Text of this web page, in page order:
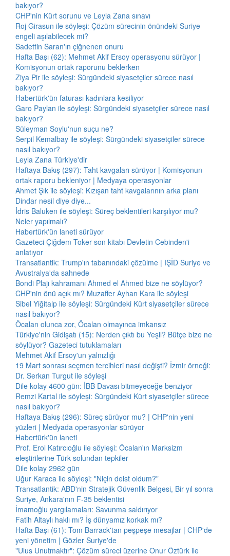
bakıyor?
CHP'nin Kürt sorunu ve Leyla Zana sınavı
Roj Girasun ile söyleşi: Çözüm sürecinin önündeki Suriye
engeli aşılabilecek mi?
Sadettin Saran'ın çiğnenen onuru
Hafta Başı (62): Mehmet Akif Ersoy operasyonu sürüyor |
Komisyonun ortak raporunu beklerken
Ziya Pir ile söyleşi: Sürgündeki siyasetçiler sürece nasıl
bakıyor?
Habertürk'ün faturası kadınlara kesiliyor
Garo Paylan ile söyleşi: Sürgündeki siyasetçiler sürece nasıl
bakıyor?
Süleyman Soylu'nun suçu ne?
Serpil Kemalbay ile söyleşi: Sürgündeki siyasetçiler sürece
nasıl bakıyor?
Leyla Zana Türkiye'dir
Haftaya Bakış (297): Taht kavgaları sürüyor | Komisyonun
ortak raporu bekleniyor | Medyaya operasyonlar
Ahmet Şık ile söyleşi: Kızışan taht kavgalarının arka planı
Dindar nesil diye diye...
İdris Baluken ile söyleşi: Süreç beklentileri karşılıyor mu?
Neler yapılmalı?
Habertürk'ün laneti sürüyor
Gazeteci Çiğdem Toker son kitabı Devletin Cebinden'i
anlatıyor
Transatlantik: Trump'ın tabanındaki çözülme | IŞİD Suriye ve
Avustralya'da sahnede
Bondi Plajı kahramanı Ahmed el Ahmed bize ne söylüyor?
CHP'nin önü açık mı? Muzaffer Ayhan Kara ile söyleşi
Sibel Yiğitalp ile söyleşi: Sürgündeki Kürt siyasetçiler sürece
nasıl bakıyor?
Öcalan olunca zor, Öcalan olmayınca imkansız
Türkiye'nin Gidişatı (15): Nerden çıktı bu Yeşil? Bütçe bize ne
söylüyor? Gazeteci tutuklamaları
Mehmet Akif Ersoy'un yalnızlığı
19 Mart sonrası seçmen tercihleri nasıl değişti? İzmir örneği:
Dr. Serkan Turgut ile söyleşi
Dile kolay 4600 gün: İBB Davası bitmeyeceğe benziyor
Remzi Kartal ile söyleşi: Sürgündeki Kürt siyasetçiler sürece
nasıl bakıyor?
Haftaya Bakış (296): Süreç sürüyor mu? | CHP'nin yeni
yüzleri | Medyada operasyonlar sürüyor
Habertürk'ün laneti
Prof. Erol Katırcıoğlu ile söyleşi: Öcalan'ın Marksizm
eleştirilerine Türk solundan tepkiler
Dile kolay 2962 gün
Uğur Karaca ile söyleşi: "Niçin deist oldum?"
Transatlantik: ABD'nin Stratejik Güvenlik Belgesi, Bir yıl sonra
Suriye, Ankara'nın F-35 beklentisi
İmamoğlu yargılamaları: Savunma saldırıyor
Fatih Altaylı haklı mı? İş dünyamız korkak mı?
Hafta Başı (61): Tom Barrack'tan peşpeşe mesajlar | CHP'de
yeni yönetim | Gözler Suriye'de
"Ulus Unutmaktır": Çözüm süreci üzerine Onur Öztürk ile